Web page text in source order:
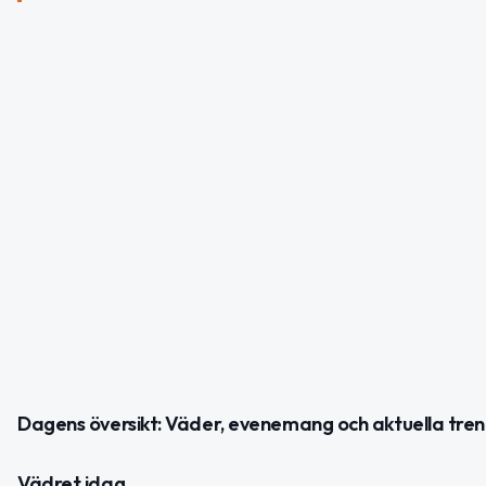
Dagens översikt: Väder, evenemang och aktuella